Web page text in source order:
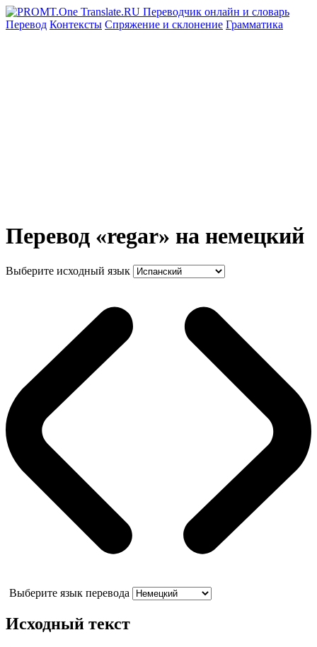
Перевод Контексты Спряжение и склонение Грамматика
Перевод «regar» на немецкий
Выберите исходный язык
Выберите язык перевода
Исходный текст